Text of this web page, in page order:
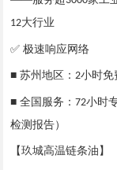
12大行业
✅ 极速响应网络
■ 苏州地区：2小时免
■ 全国服务：72小时
检测报告）
【玖城高温链条油】